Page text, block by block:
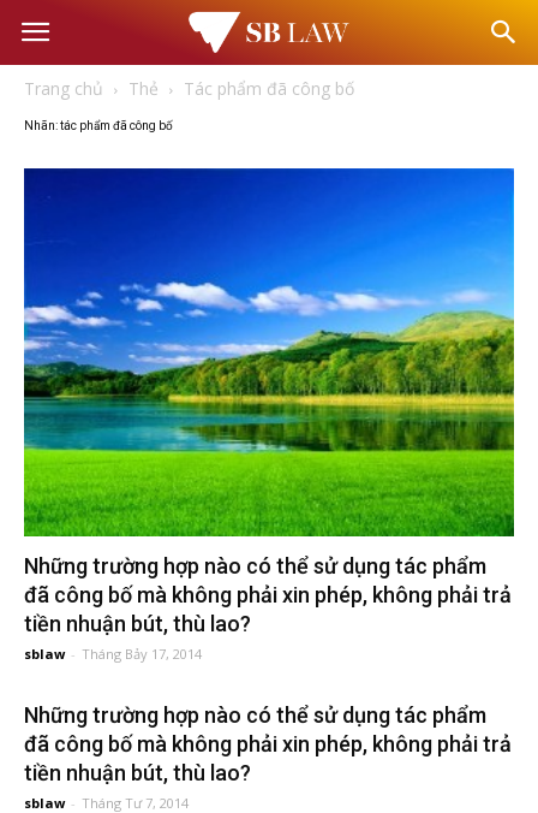
Văn
đầu
Đại
Trang chủ Thẻ Tác phẩm đã công bố
Nhãn: tác phẩm đã công bố
Những trường hợp nào có thể sử dụng tác phẩm
đã công bố mà không phải xin phép, không phải trả
tiền nhuận bút, thù lao?
sblaw - Tháng Bảy 17, 2014
Những trường hợp nào có thể sử dụng tác phẩm
đã công bố mà không phải xin phép, không phải trả
tiền nhuận bút, thù lao?
sblaw - Tháng Tư 7, 2014